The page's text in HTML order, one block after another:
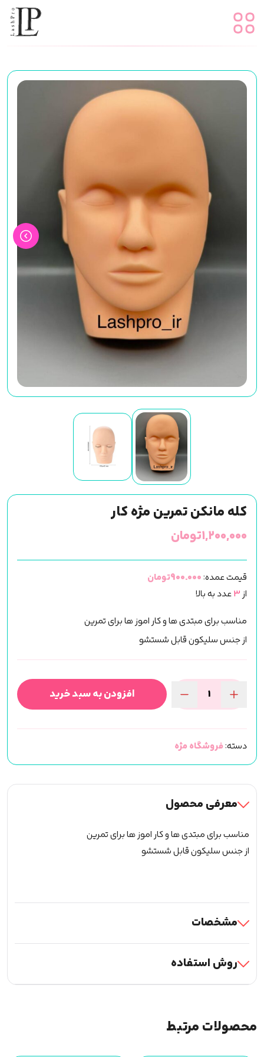
کله مانکن تمرین مژه کار
۱,۲۰۰,۰۰۰تومان
قیمت عمده:900.000تومان
از3عدد به بالا
مناسب برای مبتدی ها و کار اموز ها برای تمرین
از جنس سلیکون قابل شستشو
مژه
کار
عدد
افزودن به سبد خرید
دسته:فروشگاه مژه
معرفی محصول
مناسب برای مبتدی ها و کار اموز ها برای تمرین
از جنس سلیکون قابل شستشو
مشخصات
روش استفاده
محصولات مرتبط